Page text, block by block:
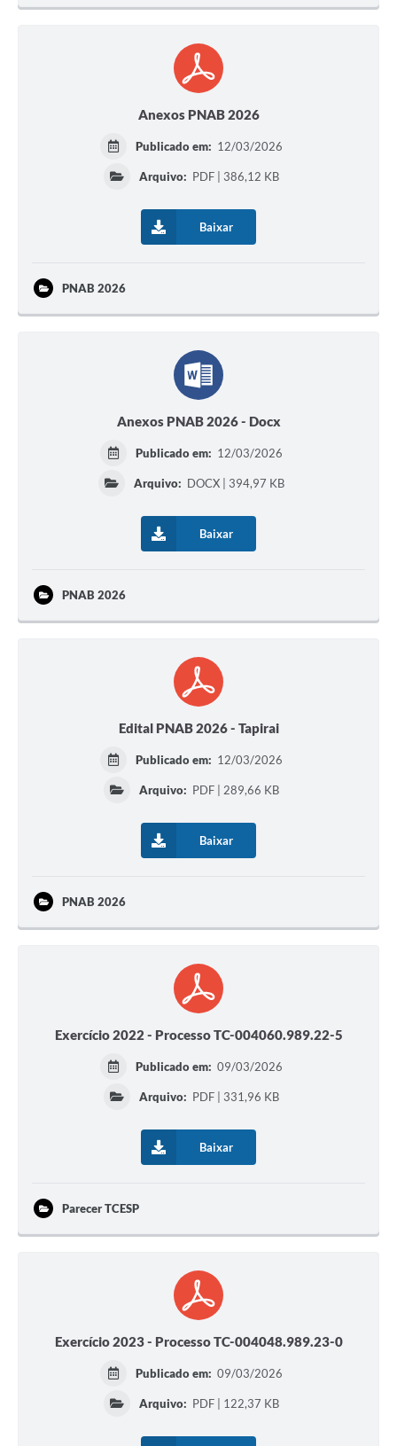
Galeria de Vídeos
Anexos PNAB 2026
Publicado em: 12/03/2026
Arquivo: PDF | 386,12 KB
Baixar
PNAB 2026
Anexos PNAB 2026 - Docx
Publicado em: 12/03/2026
Arquivo: DOCX | 394,97 KB
Baixar
PNAB 2026
Edital PNAB 2026 - Tapirai
Publicado em: 12/03/2026
Arquivo: PDF | 289,66 KB
Baixar
PNAB 2026
Exercício 2022 - Processo TC-004060.989.22-5
Publicado em: 09/03/2026
Arquivo: PDF | 331,96 KB
Baixar
Parecer TCESP
Exercício 2023 - Processo TC-004048.989.23-0
Publicado em: 09/03/2026
Arquivo: PDF | 122,37 KB